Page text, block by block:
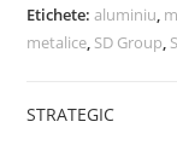
Etichete:aluminiu,
metalice, SD Group,
STRATEGIC